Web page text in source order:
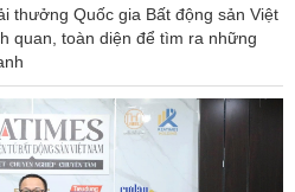
thưởng Quốc gia Bất động sản Việt
quan, toàn diện để tìm ra những